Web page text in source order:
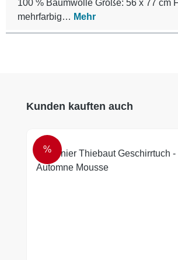
100 % Baumwolle Größe: 56 x 77 cm
mehrfarbig… Mehr
Produktgalerie überspringen
Kunden kauften auch
RABATT
%